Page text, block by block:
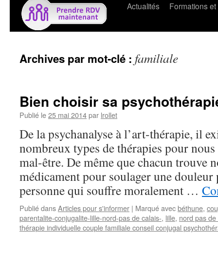
Actualités
Formations
Archives par mot-clé : familiale
Bien choisir sa
Publié le25 mai 2014par lrollet
De la psychanalyse à l’art-thérapie, il
nombreux types de thérapies pour
mal-être. De même que chacun trouve
médicament pour soulager une douleur
personne qui souffre moralement …
Publié dansArticles pour s'informer | Marqué avecbéthune,
parentalite-conjugalite-lille-nord-pas de calais-, lille, nord pas
thérapie individuelle couple familiale conseil conjugal